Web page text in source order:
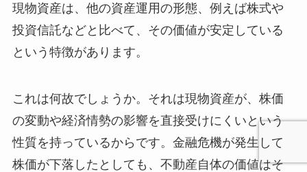
現物資産は、他の資産運用の形態、例えば株式や
投資信託などと比べて、その価値が安定している
という特徴があります。
これは何故でしょうか。それは現物資産が、株価
の変動や経済情勢の影響を直接受けにくいという
性質を持っているからです。金融危機が発生して
株価が下落したとしても、不動産自体の価値はそ